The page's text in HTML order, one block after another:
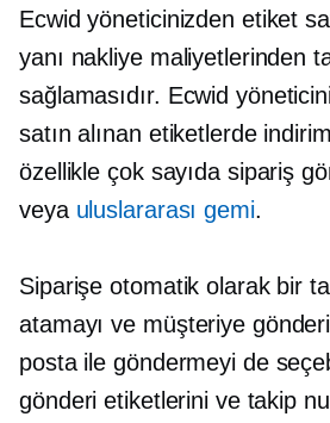
Ecwid yöneticinizden etiket
yanı nakliye maliyetlerinden
sağlamasıdır. Ecwid
satın alınan etiketlerde
özellikle çok sayıda sipariş
veya uluslararası gemi.
Siparişe otomatik olarak bir
atamayı ve müşteriye gönderi
posta ile göndermeyi de
gönderi etiketlerini ve takip